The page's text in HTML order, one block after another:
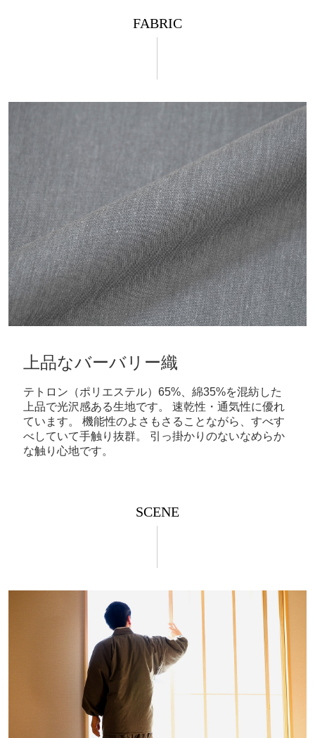
FABRIC
上品なバーバリー織
テトロン（ポリエステル）65%、綿35%を混紡した
上品で光沢感ある生地です。 速乾性・通気性に優れ
ています。 機能性のよさもさることながら、すべす
べしていて手触り抜群。 引っ掛かりのないなめらか
な触り心地です。
SCENE